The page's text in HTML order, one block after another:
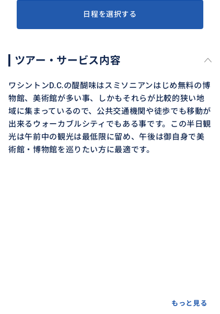
日程を選択する
ツアー・サービス内容
ワシントンD.C.の醍醐味はスミソニアンはじめ無料の博
物館、美術館が多い事、しかもそれらが比較的狭い地
域に集まっているので、公共交通機関や徒歩でも移動が
出来るウォーカブルシティでもある事です。この半日観
光は午前中の観光は最低限に留め、午後は御自身で美
術館・博物館を巡りたい方に最適です。
もっと見る